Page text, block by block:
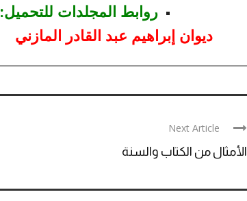
روابط المجلدات للتحميل:
ديوان إبراهيم عبد القادر المازني
Next Article
الأمثال من الكتاب والسنة